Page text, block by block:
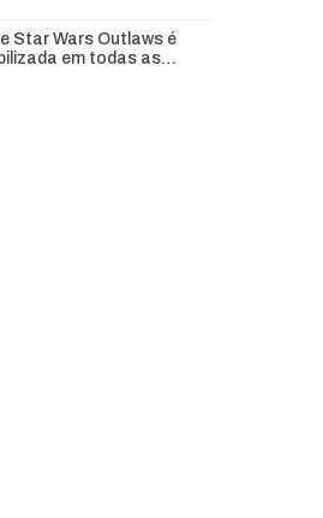
Star Wars Outlaws é
em todas as…